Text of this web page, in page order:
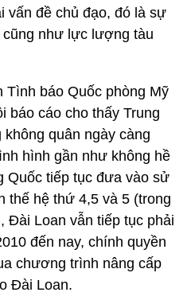
vấn đề chủ đạo, đó là sự
cũng như lực lượng tàu
Tình báo Quốc phòng Mỹ
báo cáo cho thấy Trung
quân ngày càng
hình gần như không hề
Quốc tiếp tục đưa vào sử
thế hệ thứ 4,5 và 5 (trong
Đài Loan vẫn tiếp tục phải
đến nay, chính quyền
chương trình nâng cấp
Đài Loan.